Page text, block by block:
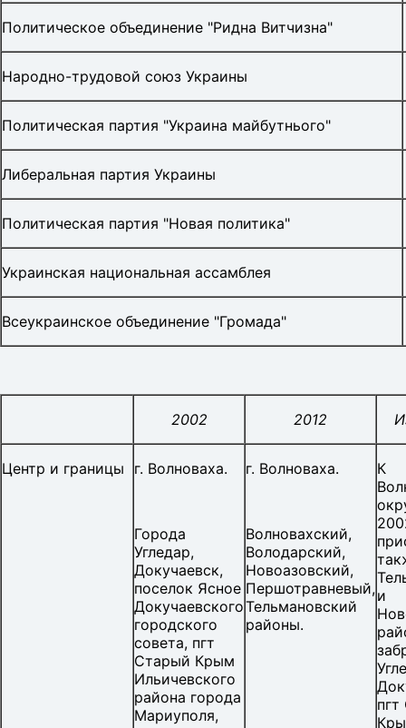
Политическое объединение "Ридна Витчизна"
Народно-трудовой союз Украины
Политическая партия "Украина майбутнього"
Либеральная партия Украины
Политическая партия "Новая политика"
Украинская национальная ассамблея
Всеукраинское объединение "Громада"
2002 2012
Центр и границы г. Волноваха.
Города
Угледар,
Докучаевск,
поселок Ясное
Докучаевского
городского
совета, пгт
Старый Крым
Ильичевского
района города
Мариуполя,
г. Волноваха.
Волновахский,
Володарский,
Новоазовский,
Першотравневый,
Тельмановский
районы.
К
и